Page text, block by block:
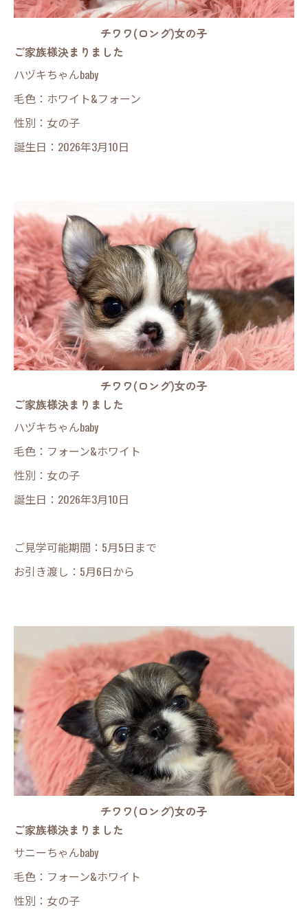
チワワ(ロング)女の子
ご家族様決まりました
ハヅキちゃんbaby
毛色：ホワイト&フォーン
性別：女の子
誕生日：2026年3月10日
チワワ(ロング)女の子
ご家族様決まりました
ハヅキちゃんbaby
毛色：フォーン&ホワイト
性別：女の子
誕生日：2026年3月10日
ご見学可能期間：5月5日まで
お引き渡し：5月6日から
チワワ(ロング)女の子
ご家族様決まりました
サニーちゃんbaby
毛色：フォーン&ホワイト
性別：女の子